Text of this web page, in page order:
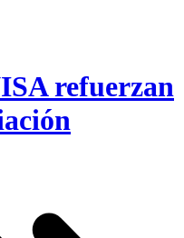
refuerzan